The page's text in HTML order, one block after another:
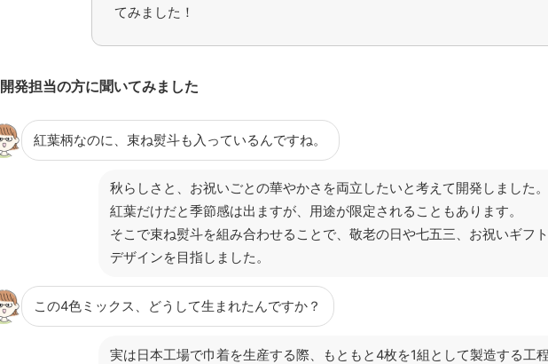
てみました！
開発担当の方に聞いてみました
紅葉柄なのに、束ね熨斗も入っているんですね。
秋らしさと、お祝いごとの華やかさを両立したいと考えて開発しました。
紅葉だけだと季節感は出ますが、用途が限定されることもあります。
そこで束ね熨斗を組み合わせることで、敬老の日や七五三、お祝いギフ
デザインを目指しました。
この4色ミックス、どうして生まれたんですか？
実は日本工場で巾着を生産する際、もともと4枚を1組として製造する工程